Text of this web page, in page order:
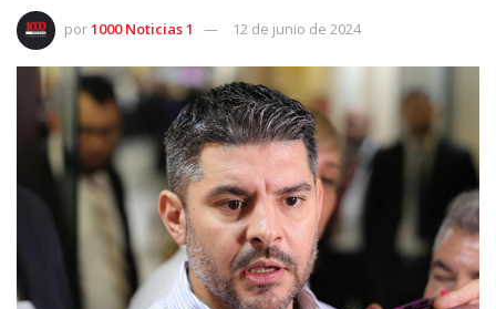
por1000 Noticias 1 12 de junio de 2024